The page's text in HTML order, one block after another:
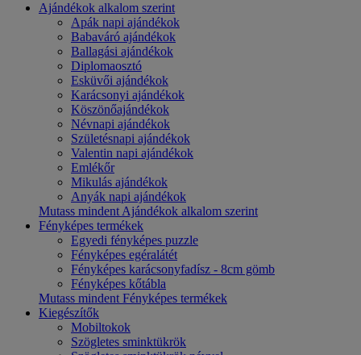
Ajándékok alkalom szerint
Apák napi ajándékok
Babaváró ajándékok
Ballagási ajándékok
Diplomaosztó
Esküvői ajándékok
Karácsonyi ajándékok
Köszönőajándékok
Névnapi ajándékok
Születésnapi ajándékok
Valentin napi ajándékok
Emlékőr
Mikulás ajándékok
Anyák napi ajándékok
Mutass mindent Ajándékok alkalom szerint
Fényképes termékek
Egyedi fényképes puzzle
Fényképes egéralátét
Fényképes karácsonyfadísz - 8cm gömb
Fényképes kőtábla
Mutass mindent Fényképes termékek
Kiegészítők
Mobiltokok
Szögletes sminktükrök